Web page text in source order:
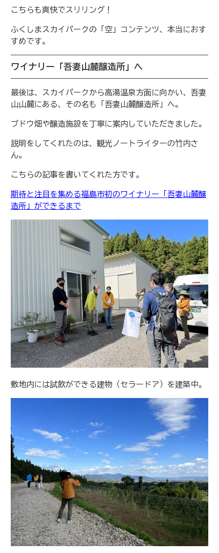
こちらも爽快でスリリング！
ふくしまスカイパークの「空」コンテンツ、本当におす
すめです。
ワイナリー「吾妻山麓醸造所」へ
最後は、スカイパークから高湯温泉方面に向かい、吾妻
山山麓にある、その名も「吾妻山麓醸造所」へ。
ブドウ畑や醸造施設を丁寧に案内していただきました。
説明をしてくれたのは、観光ノートライターの竹内さ
ん。
こちらの記事を書いてくれた方です。
期待と注目を集める福島市初のワイナリー「吾妻山麓醸
造所」ができるまで
敷地内には試飲ができる建物（セラードア）を建築中。